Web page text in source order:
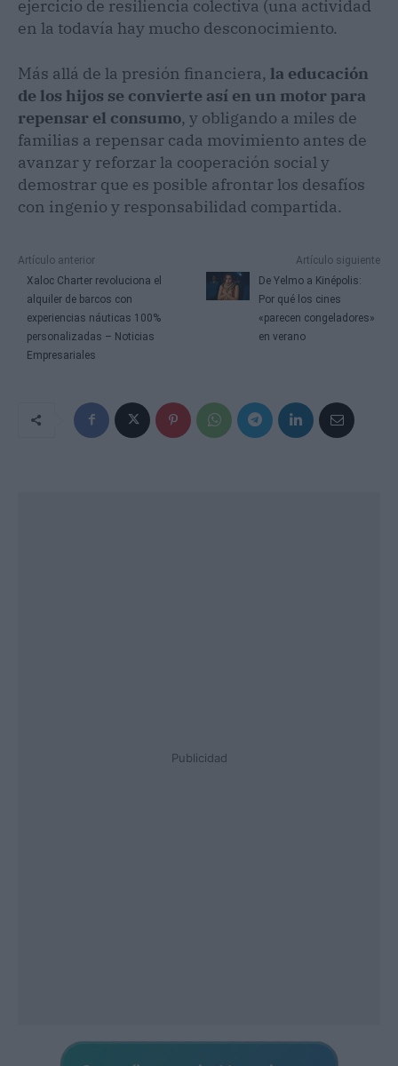
ejercicio de resiliencia colectiva (una actividad
en la todavía hay mucho desconocimiento.
Más allá de la presión financiera, la educación
de los hijos se convierte así en un motor para
repensar el consumo, y obligando a miles de
familias a repensar cada movimiento antes de
avanzar y reforzar la cooperación social y
demostrar que es posible afrontar los desafíos
con ingenio y responsabilidad compartida.
Artículo anterior
Xaloc Charter revoluciona el
alquiler de barcos con
experiencias náuticas 100%
personalizadas – Noticias
Empresariales
Artículo siguiente
De Yelmo a Kinépolis:
Por qué los cines
«parecen congeladores»
en verano
Publicidad